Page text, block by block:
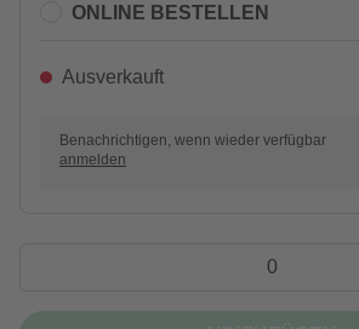
ONLINE BESTELLEN
Ausverkauft
Benachrichtigen, wenn wieder verfügbar
anmelden